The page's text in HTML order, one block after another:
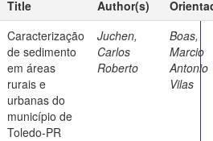
Title Author(s)
Caracterização
de sedimento
em áreas
rurais e
urbanas do
município de
Toledo-PR
Juchen,
Carlos
Roberto
Boas,
Marcio
Antonio
Vilas